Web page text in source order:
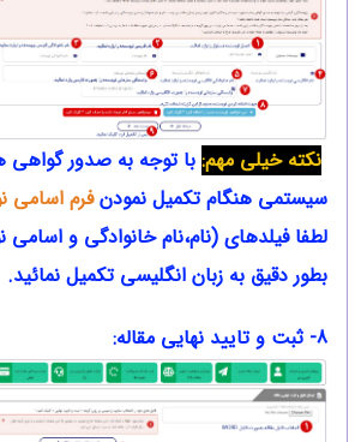
نکته خیلی مهم:با توجه به صدور گواهی
سیستمی هنگام تکمیل نمودنفرم اسامی
لطفا فیلدهای (نام،نام خانوادگی و اسامی
بطور دقیق به زبان انگلیسی تکمیل نمائید.
8- ثبت و تایید نهایی مقاله: